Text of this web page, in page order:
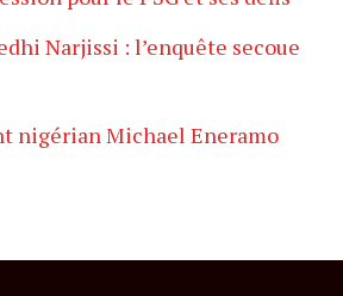
Narjissi : l’enquête secoue
nigérian Michael Eneramo